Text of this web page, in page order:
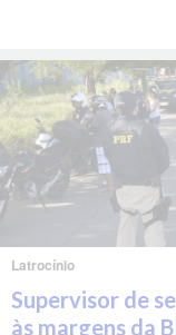
Latrocínio
Supervisor de
às margens da